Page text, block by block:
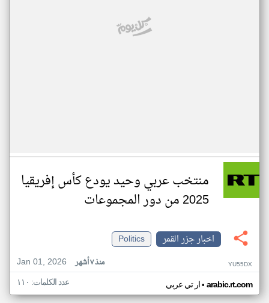
منتخب عربي وحيد يودع كأس إفريقيا
2025 من دور المجموعات
اخبار جزر القمر
Politics
Jan 01, 2026
منذ ٧ أشهر YU55DX
ار تي عربي• arabic.rt.com عدد الكلمات: ١١٠